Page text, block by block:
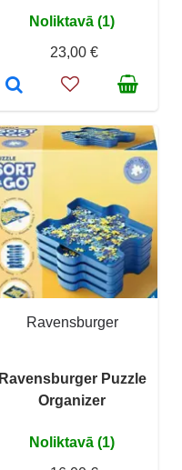
Noliktavā (1)
23,00 €
Ravensburger
Ravensburger Puzzle
Organizer
Noliktavā (1)